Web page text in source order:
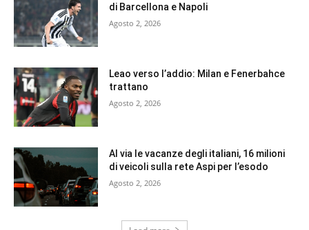
di Barcellona e Napoli
Agosto 2, 2026
Leao verso l’addio: Milan e Fenerbahce
trattano
Agosto 2, 2026
Al via le vacanze degli italiani, 16 milioni
di veicoli sulla rete Aspi per l’esodo
Agosto 2, 2026